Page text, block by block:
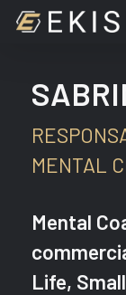
Skip
MENTAL
Mental
Life,